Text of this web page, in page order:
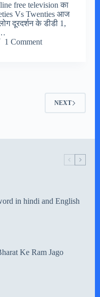
free television का
Vs Twenties आज
दूरदर्शन के डीडी 1,
1 Comment
NEXT
in hindi and English
Ke Ram Jago